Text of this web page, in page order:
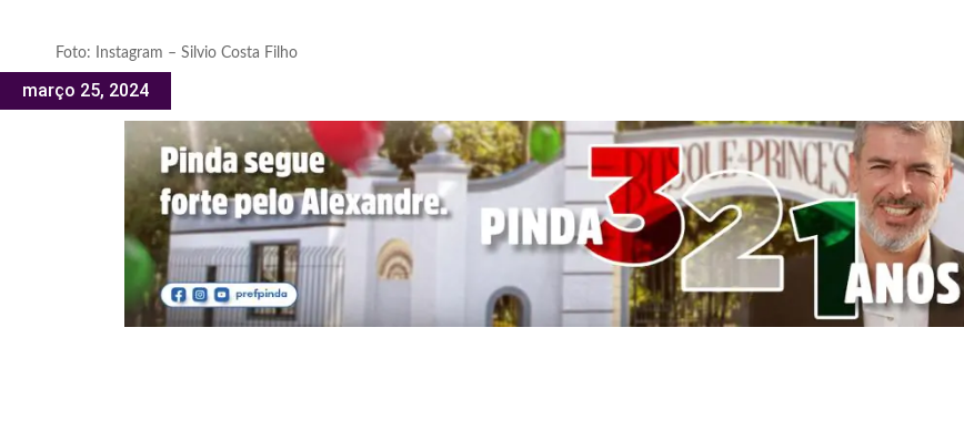
Foto: Instagram – Silvio Costa Filho
março 25, 2024